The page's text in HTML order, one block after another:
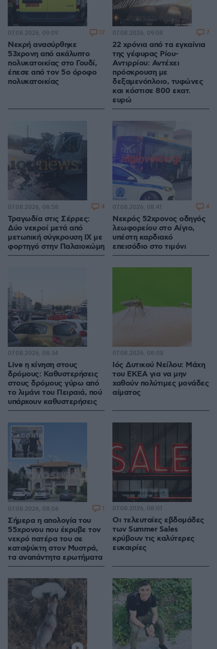
Νεκρή ανασύρθηκε
53χρονη από ακάλυπτο
πολυκατοικίας στο Γουδί,
έπεσε από τον 5ο όροφο
πολυκατοικίας
07.08.2026, 09:09 17
22 χρόνια από τα εγκαίνια
της γέφυρας Ρίου-
Αντιρρίου: Αντέχει
πρόσκρουση με
δεξαμενόπλοιο, τυφώνες
και κόστισε 800 εκατ.
ευρώ
07.08.2026, 09:08 7
Τραγωδία στις Σέρρες:
Δύο νεκροί μετά από
μετωπική σύγκρουση ΙΧ με
φορτηγό στην Παλαιοκώμη
07.08.2026, 08:58 4
Νεκρός 52χρονος οδηγός
λεωφορείου στο Αίγιο,
υπέστη καρδιακό
επεισόδιο στο τιμόνι
07.08.2026, 08:41 4
Live η κίνηση στους
δρόμους: Καθυστερήσεις
στους δρόμους γύρω από
το λιμάνι του Πειραιά, πού
υπάρχουν καθυστερήσεις
07.08.2026, 08:34
Ιός Δυτικού Νείλου: Μάχη
του ΕΚΕΑ για να μην
χαθούν πολύτιμες μονάδες
αίματος
07.08.2026, 08:08
Σήμερα η απολογία του
55χρονου που έκρυβε τον
νεκρό πατέρα του σε
καταψύκτη στον Μυστρά,
τα αναπάντητα ερωτήματα
07.08.2026, 08:06 1
Οι τελευταίες εβδομάδες
των Summer Sales
κρύβουν τις καλύτερες
ευκαιρίες
07.08.2026, 08:01